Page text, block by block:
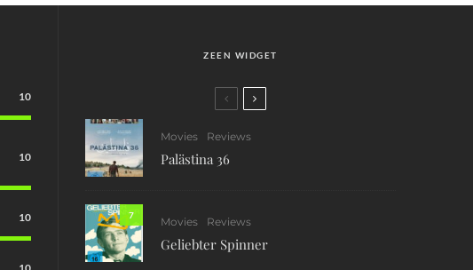
10
10
10
ZEEN WIDGET
Movies Reviews
Palästina 36
7
Movies Reviews
Geliebter Spinner